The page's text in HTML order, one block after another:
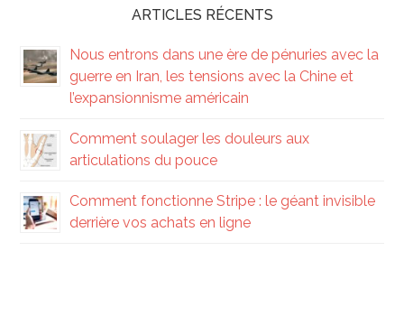
ARTICLES RÉCENTS
Nous entrons dans une ère de pénuries avec la
guerre en Iran, les tensions avec la Chine et
l’expansionnisme américain
Comment soulager les douleurs aux
articulations du pouce
Comment fonctionne Stripe : le géant invisible
derrière vos achats en ligne